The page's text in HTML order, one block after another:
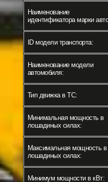
Наименование
идентификатора марки
ID модели транспорта:
Наименование модели
автомобиля:
Тип движка в ТС:
Минимальная мощность в
лошадиных силах:
Максимальная мощность в
лошадиных силах:
Минимум мощности в кВт: